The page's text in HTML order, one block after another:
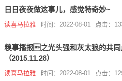
日日夜夜做这事儿，感觉特奇妙~
读喜马拉雅 时间：2022-08-01 点击：
糗事播报之光头强和灰太狼的共
（2015.11.28）
读喜马拉雅 时间：2022-08-01 点击：